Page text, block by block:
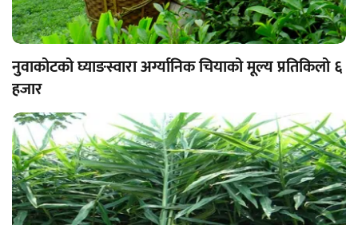
नुवाकोटको घ्याङस्वारा अर्ग्यानिक चियाको मूल्य प्रतिकिलो ६
हजार